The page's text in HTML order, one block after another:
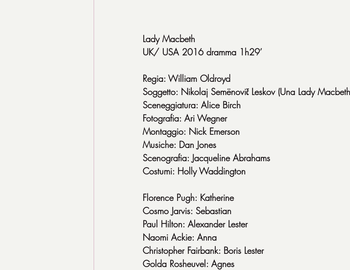
Lady Macbeth
UK/ USA 2016 dramma 1h29’
Regia: William Oldroyd
Soggetto: Nikolaj Semënovič Leskov (Una Lady
Sceneggiatura: Alice Birch
Fotografia: Ari Wegner
Montaggio: Nick Emerson
Musiche: Dan Jones
Scenografia: Jacqueline Abrahams
Costumi: Holly Waddington
Florence Pugh: Katherine
Cosmo Jarvis: Sebastian
Paul Hilton: Alexander Lester
Naomi Ackie: Anna
Christopher Fairbank: Boris Lester
Golda Rosheuvel: Agnes